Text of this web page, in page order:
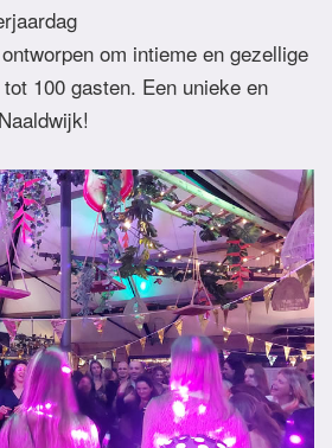
om intieme en gezellige
100 gasten. Een unieke en